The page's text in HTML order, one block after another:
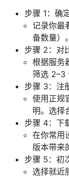
步骤 1：确
记录你最
备数量）。
步骤 2：对
根据服务
筛选 2–3
步骤 3：注
使用正规
明。选择
步骤 4：下
在你常用
版本带来
步骤 5：初
选择就近